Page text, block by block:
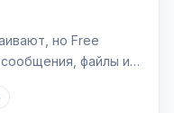
но Free
файлы или
в более